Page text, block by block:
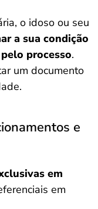
o idoso ou seu
a sua condição
processo.
um documento
e
em
em